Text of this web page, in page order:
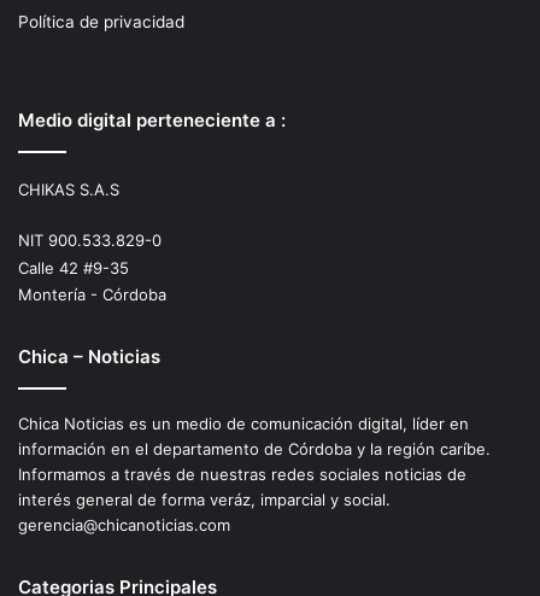
Política de privacidad
Medio digital perteneciente a :
CHIKAS S.A.S
NIT 900.533.829-0
Calle 42 #9-35
Montería - Córdoba
Chica – Noticias
Chica Noticias es un medio de comunicación digital, líder en
información en el departamento de Córdoba y la región caríbe.
Informamos a través de nuestras redes sociales noticias de
interés general de forma veráz, imparcial y social.
gerencia@chicanoticias.com
Categorias Principales